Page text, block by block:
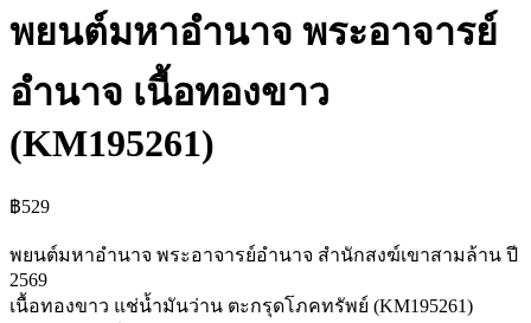
พยนต์มหาอำนาจ พระอาจารย์
อำนาจ เนื้อทองขาว
(KM195261)
฿529
พยนต์มหาอำนาจ พระอาจารย์อำนาจ สำนักสงฆ์เขาสามล้าน ปี
2569
เนื้อทองขาว แช่น้ำมันว่าน ตะกรุดโภคทรัพย์ (KM195261)